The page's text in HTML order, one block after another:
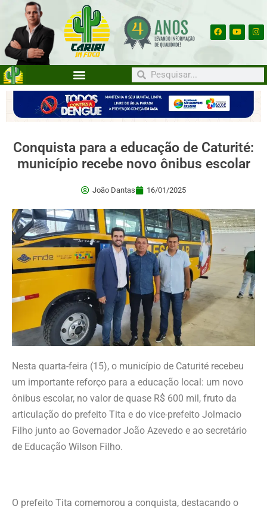
Conquista para a educação de Caturité:
município recebe novo ônibus escolar
João Dantas 16/01/2025
Nesta quarta-feira (15), o município de Caturité recebeu
um importante reforço para a educação local: um novo
ônibus escolar, no valor de quase R$ 600 mil, fruto da
articulação do prefeito Tita e do vice-prefeito Jolmacio
Filho junto ao Governador João Azevedo e ao secretário
de Educação Wilson Filho.
O prefeito Tita comemorou a conquista, destacando o